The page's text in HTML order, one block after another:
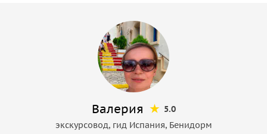
Валерия
5.0
экскурсовод, гид Испания, Бенидорм